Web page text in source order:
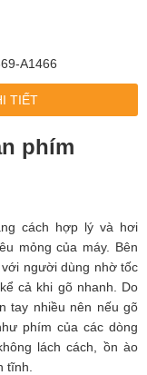
A1466
TIẾT
phím
cách hợp lý và hơi
mỏng của máy. Bên
người dùng nhờ tốc
cả khi gõ nhanh. Do
tay nhiều nên nếu gõ
phím của các dòng
lách cách, ồn ào
tĩnh.